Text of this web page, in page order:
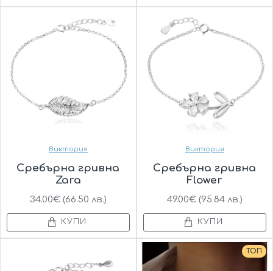
Виктория
Сребърна гривна
Zara
34.00€ (66.50 лв.)
КУПИ
Виктория
Сребърна гривна
Flower
49.00€ (95.84 лв.)
КУПИ
ТОП